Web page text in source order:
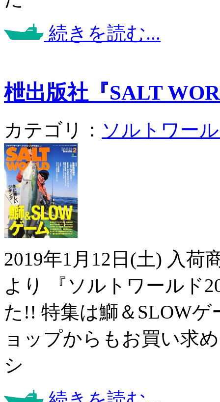
続きを読む...
枻出版社『SALT
カテゴリ： ソルトワー
2019年1月12日(土) 入荷
より 『ソルトワールド
た!! 特集は鰤＆SLOW
ョップからもお買い求
シ